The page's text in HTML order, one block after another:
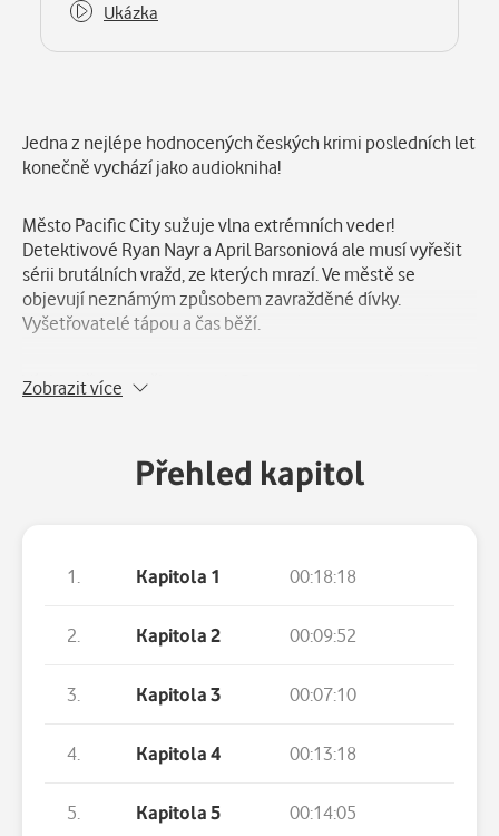
Ukázka
Jedna z nejlépe hodnocených českých krimi posledních let
konečně vychází jako audiokniha!
Město Pacific City sužuje vlna extrémních veder!
Detektivové Ryan Nayr a April Barsoniová ale musí vyřešit
sérii brutálních vražd, ze kterých mrazí. Ve městě se
objevují neznámým způsobem zavražděné dívky.
Vyšetřovatelé tápou a čas běží.
Václav Křivanec, člen kapely Burma Jones a autor hudby
thrilleru „Poslední nadechnutí“ paralelně rozvíjí hned
několik dějových rovin. Vedle hlavní linie, samotného
minulosti. Svižné vyprávění jistě potěší všechny příznivce
Zobrazit více
Přehled kapitol
1. Kapitola 1 00:18:18
2. Kapitola 2 00:09:52
3. Kapitola 3 00:07:10
4. Kapitola 4 00:13:18
5. Kapitola 5 00:14:05